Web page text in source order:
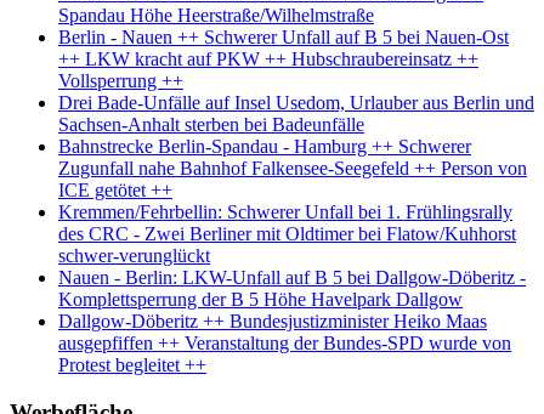
Spandau Höhe Heerstraße/Wilhelmstraße
Berlin - Nauen ++ Schwerer Unfall auf B 5 bei Nauen-Ost
++ LKW kracht auf PKW ++ Hubschraubereinsatz ++
Vollsperrung ++
Drei Bade-Unfälle auf Insel Usedom, Urlauber aus Berlin und
Sachsen-Anhalt sterben bei Badeunfälle
Bahnstrecke Berlin-Spandau - Hamburg ++ Schwerer
Zugunfall nahe Bahnhof Falkensee-Seegefeld ++ Person von
ICE getötet ++
Kremmen/Fehrbellin: Schwerer Unfall bei 1. Frühlingsrally
des CRC - Zwei Berliner mit Oldtimer bei Flatow/Kuhhorst
schwer-verunglückt
Nauen - Berlin: LKW-Unfall auf B 5 bei Dallgow-Döberitz -
Komplettsperrung der B 5 Höhe Havelpark Dallgow
Dallgow-Döberitz ++ Bundesjustizminister Heiko Maas
ausgepfiffen ++ Veranstaltung der Bundes-SPD wurde von
Protest begleitet ++